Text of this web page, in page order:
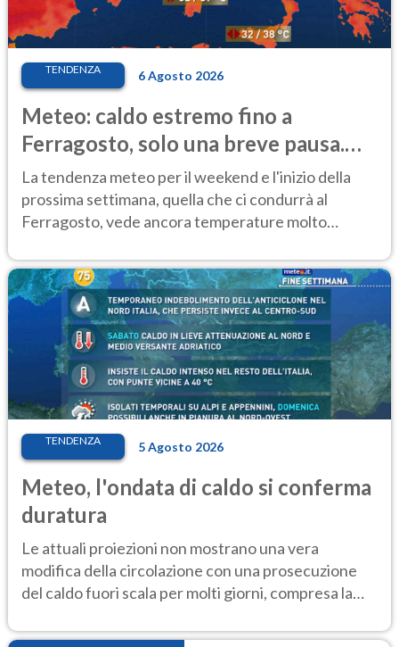
TENDENZA 6 Agosto 2026
Meteo: caldo estremo fino a
Ferragosto, solo una breve pausa.
Ecco dove
La tendenza meteo per il weekend e l'inizio della
prossima settimana, quella che ci condurrà al
Ferragosto, vede ancora temperature molto
TENDENZA 5 Agosto 2026
Meteo, l'ondata di caldo si conferma
duratura
Le attuali proiezioni non mostrano una vera
modifica della circolazione con una prosecuzione
del caldo fuori scala per molti giorni, compresa la